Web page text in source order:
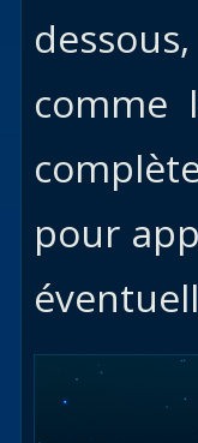
comme
pour